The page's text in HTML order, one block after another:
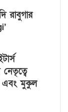
রাবুগার
এবং মুকুল